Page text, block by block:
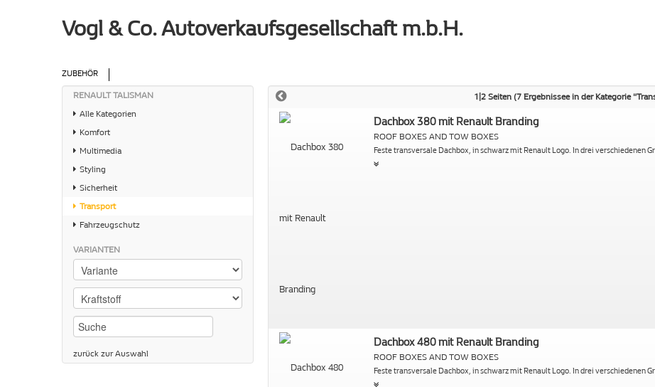
Vogl & Co. Autoverkaufsgesellschaft m.b.H.
ZUBEHÖR
RENAULT TALISMAN
Alle Kategorien
Komfort
Multimedia
Styling
Sicherheit
Transport
Fahrzeugschutz
VARIANTEN
zurück zur Auswahl
1|2 Seiten (7 Ergebnissee in der Kategorie
Dachbox 380 mit Renault Branding
ROOF BOXES AND TOW BOXES
Feste transversale Dachbox, in schwarz mit Renault Logo. In drei verschiedenen
Dachbox 480 mit Renault Branding
ROOF BOXES AND TOW BOXES
Feste transversale Dachbox, in schwarz mit Renault Logo. In drei verschiedenen